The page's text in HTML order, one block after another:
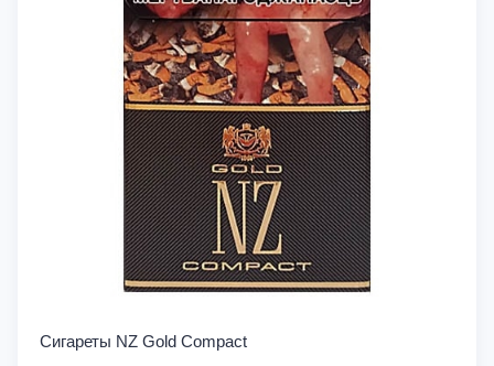
Сигареты NZ Gold Compact